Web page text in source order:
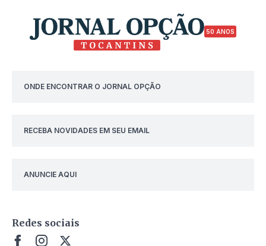
50 ANOS
ONDE ENCONTRAR O JORNAL OPÇÃO
RECEBA NOVIDADES EM SEU EMAIL
ANUNCIE AQUI
Redes sociais